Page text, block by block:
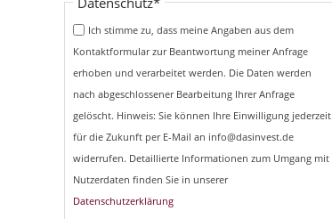
Ich stimme zu, dass meine Angaben aus dem
Kontaktformular zur Beantwortung meiner Anfrage
erhoben und verarbeitet werden. Die Daten werden
nach abgeschlossener Bearbeitung Ihrer Anfrage
gelöscht. Hinweis: Sie können Ihre Einwilligung jederzeit
für die Zukunft per E-Mail an info@dasinvest.de
widerrufen. Detaillierte Informationen zum Umgang mit
Nutzerdaten finden Sie in unserer
Datenschutzerklärung